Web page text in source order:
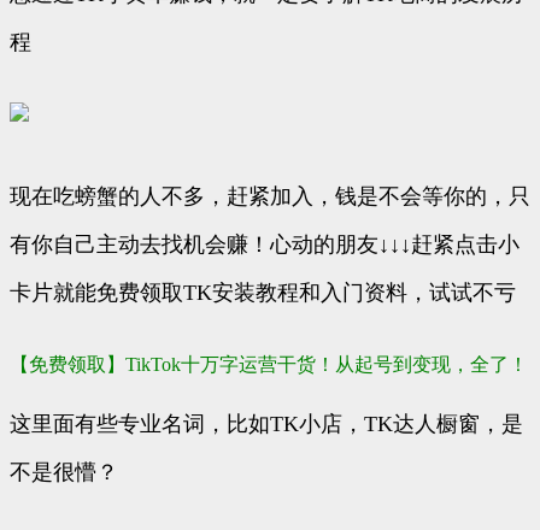
程
现在吃螃蟹的人不多，赶紧加入，钱是不会等你的，只
有你自己主动去找机会赚！心动的朋友↓↓↓赶紧点击小
卡片就能免费领取TK安装教程和入门资料，试试不亏
【免费领取】TikTok十万字运营干货！从起号到变现，全了！
这里面有些专业名词，比如TK小店，TK达人橱窗，是
不是很懵？